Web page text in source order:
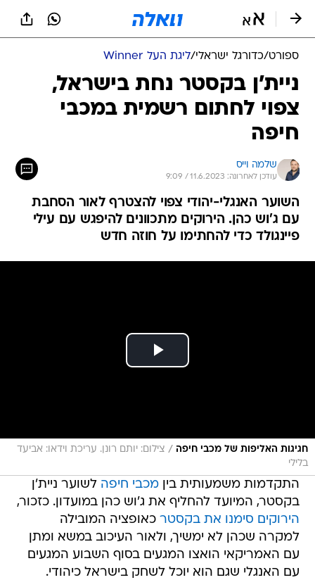
ספורט/כדורגל ישראלי/ליגת העל Winner
ניית'ן בקסטר נחת בישראל,
צפוי לחתום רשמית במכבי
חיפה
שלמה וייס
עודכן לאחרונה: 11.6.2023 / 9:09
השוער האנגלי-יהודי צפוי להצטרף לאור הסחבת
עם ג'וש כהן. הירוקים מתכוונים להיפגש עם עילי
פיינגולד כדי להחתימו על חוזה חדש
חגיגות האליפות של מכבי חיפה / צילום: יותם רונן. עריכת וידאו: אביעד
בלילי
התקדמות משמעותית ביןמכבי חיפה לשוער ניית'ן
בקסטר, המיועד להחליף את ג'וש כהן במועדון. כזכור,
הירוקים סימנו את בקסטר כאופציה המובילה
למקרה שכהן לא ימשיך, ולאור העיכוב במשא ומתן
עם האמריקאי הואצו המגעים בסוף השבוע המגעים
עם האנגלי שגם הוא יוכל לשחק בישראל כיהודי.